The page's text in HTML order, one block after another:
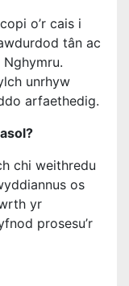
o’r cais i
tân ac
unrhyw
arfaethedig.
chi weithredu
os
yr
prosesu’r